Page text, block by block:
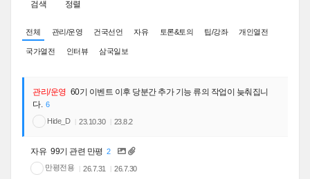
검색 정렬
전체 관리/운영 건국선언 자유 토론&토의 팁/강좌 개인열전
국가열전 인터뷰 삼국일보
관리/운영 60기 이벤트 이후 당분간 추가 기능 류의 작업이 늦춰집니
다. 6
Hide_D 23.10.30 23.8.2
자유 99기 관련 만평 2
만평전용
26.7.31 26.7.30